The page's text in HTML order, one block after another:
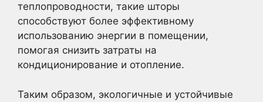
теплопроводности, такие шторы
способствуют более эффективному
использованию энергии в помещении,
помогая снизить затраты на
кондиционирование и отопление.
Таким образом, экологичные и устойчивые